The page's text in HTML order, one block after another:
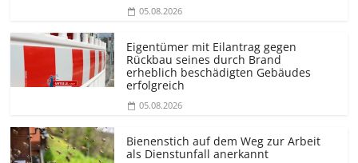
05.08.2026
Eigentümer mit Eilantrag gegen
Rückbau seines durch Brand
erheblich beschädigten Gebäudes
erfolgreich
05.08.2026
Bienenstich auf dem Weg zur Arbeit
als Dienstunfall anerkannt